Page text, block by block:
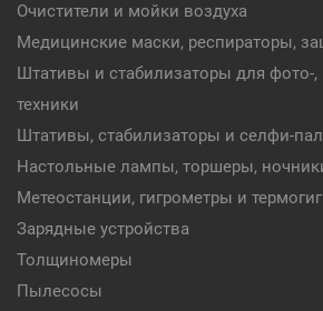
Очистители и мойки воздуха
Медицинские маски, респираторы,
Штативы и стабилизаторы для фото-,
техники
Штативы, стабилизаторы и селфи-
Настольные лампы, торшеры,
Метеостанции, гигрометры и
Зарядные устройства
Толщиномеры
Пылесосы